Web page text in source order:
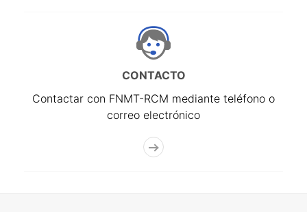
CONTACTO
Contactar con FNMT-RCM mediante teléfono o
correo electrónico